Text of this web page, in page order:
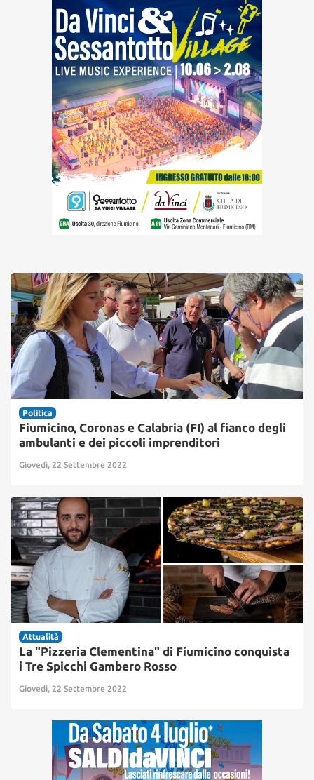
Politica
Fiumicino, Coronas e Calabria (FI) al fianco degli
ambulanti e dei piccoli imprenditori
Giovedì, 22 Settembre 2022
Attualità
La "Pizzeria Clementina" di Fiumicino conquista
i Tre Spicchi Gambero Rosso
Giovedì, 22 Settembre 2022